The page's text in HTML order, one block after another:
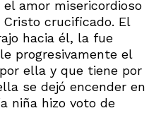
amor misericordioso
crucificado. El
hacia él, la fue
progresivamente el
ella y que tiene por
se dejó encender en
niña hizo voto de